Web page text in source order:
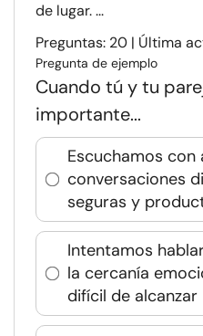
de lugar. ...
Preguntas: 20 | Última
Pregunta de ejemplo
Cuando tú y tu
importante...
Escuchamos con
conversaciones
seguras y
Intentamos
la cercanía
difícil de alcanzar